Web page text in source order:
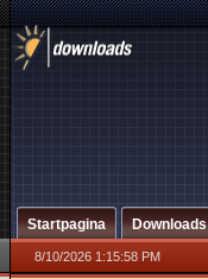
Startpagina Downloads
8/10/2026 1:15:58 PM